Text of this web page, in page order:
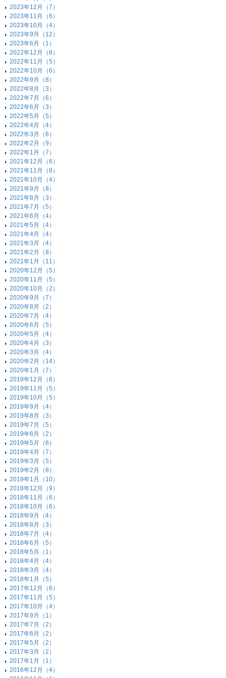
2023年12月（7）
2023年11月（6）
2023年10月（4）
2023年9月（12）
2023年6月（1）
2022年12月（8）
2022年11月（5）
2022年10月（6）
2022年9月（8）
2022年8月（3）
2022年7月（6）
2022年6月（3）
2022年5月（5）
2022年4月（4）
2022年3月（6）
2022年2月（9）
2022年1月（7）
2021年12月（6）
2021年11月（8）
2021年10月（4）
2021年9月（8）
2021年8月（3）
2021年7月（5）
2021年6月（4）
2021年5月（4）
2021年4月（4）
2021年3月（4）
2021年2月（8）
2021年1月（11）
2020年12月（5）
2020年11月（5）
2020年10月（2）
2020年9月（7）
2020年8月（2）
2020年7月（4）
2020年6月（5）
2020年5月（4）
2020年4月（3）
2020年3月（4）
2020年2月（14）
2020年1月（7）
2019年12月（6）
2019年11月（5）
2019年10月（5）
2019年9月（4）
2019年8月（3）
2019年7月（5）
2019年6月（2）
2019年5月（6）
2019年4月（7）
2019年3月（5）
2019年2月（8）
2019年1月（10）
2018年12月（9）
2018年11月（6）
2018年10月（6）
2018年9月（4）
2018年8月（3）
2018年7月（4）
2018年6月（5）
2018年5月（1）
2018年4月（4）
2018年3月（4）
2018年1月（5）
2017年12月（6）
2017年11月（5）
2017年10月（4）
2017年9月（1）
2017年7月（2）
2017年6月（2）
2017年5月（2）
2017年3月（2）
2017年1月（1）
2016年12月（4）